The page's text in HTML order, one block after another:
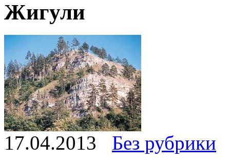
Жигули
17.04.2013
Без рубрики